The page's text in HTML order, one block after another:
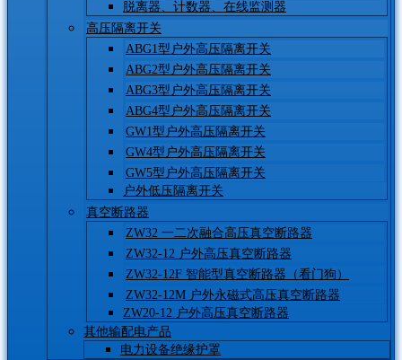
脱离器、计数器、在线监测器
高压隔离开关
ABG1型户外高压隔离开关
ABG2型户外高压隔离开关
ABG3型户外高压隔离开关
ABG4型户外高压隔离开关
GW1型户外高压隔离开关
GW4型户外高压隔离开关
GW5型户外高压隔离开关
户外低压隔离开关
真空断路器
ZW32 一二次融合高压真空断路器
ZW32-12 户外高压真空断路器
ZW32-12F 智能型真空断路器（看门狗）
ZW32-12M 户外永磁式高压真空断路器
ZW20-12 户外高压真空断路器
其他输配电产品
电力设备绝缘护罩